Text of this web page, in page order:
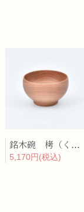
銘木碗 栲（くるみ）
5,170円(税込)